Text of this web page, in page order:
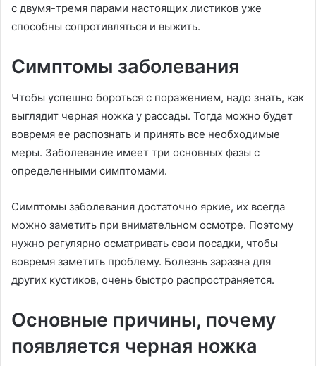
с двумя-тремя парами настоящих листиков уже
способны сопротивляться и выжить.
Симптомы заболевания
Чтобы успешно бороться с поражением, надо знать, как
выглядит черная ножка у рассады. Тогда можно будет
вовремя ее распознать и принять все необходимые
меры. Заболевание имеет три основных фазы с
определенными симптомами.
Симптомы заболевания достаточно яркие, их всегда
можно заметить при внимательном осмотре. Поэтому
нужно регулярно осматривать свои посадки, чтобы
вовремя заметить проблему. Болезнь заразна для
других кустиков, очень быстро распространяется.
Основные причины, почему
появляется черная ножка